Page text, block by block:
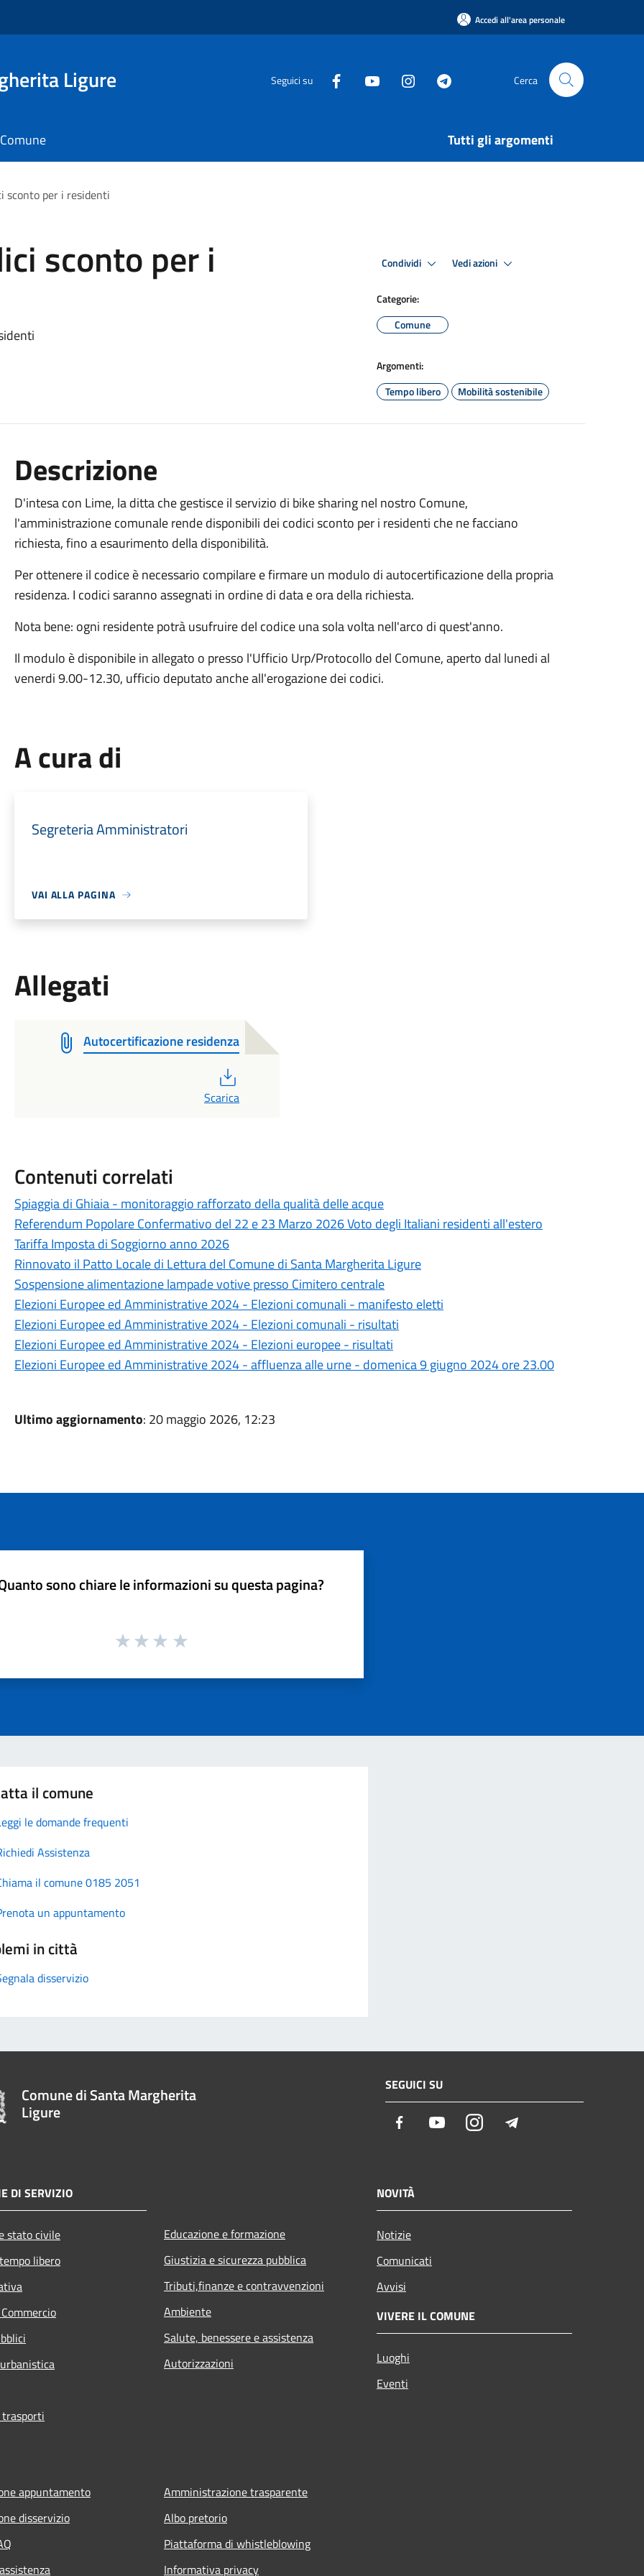
Accedi all'area personale
Ligure Seguici su Cerca
Tutti gli argomenti
sconto per i residenti
sconto per i Condividi Vedi azioni
Categorie:
Comune
Argomenti:
Tempo libero
Mobilità sostenibile
Descrizione
D'intesa con Lime, la ditta che gestisce il servizio di bike sharing nel nostro Comune,
l'amministrazione comunale rende disponibili dei codici sconto per i residenti che ne facciano
richiesta, fino a esaurimento della disponibilità.
Per ottenere il codice è necessario compilare e firmare un modulo di autocertificazione della propria
residenza. I codici saranno assegnati in ordine di data e ora della richiesta.
Nota bene: ogni residente potrà usufruire del codice una sola volta nell'arco di quest'anno.
Il modulo è disponibile in allegato o presso l'Ufficio Urp/Protocollo del Comune, aperto dal lunedi al
venerdi 9.00-12.30, ufficio deputato anche all'erogazione dei codici.
A cura di
Segreteria Amministratori
VAI ALLA PAGINA
Allegati
Autocertificazione residenza
Scarica
Contenuti correlati
Spiaggia di Ghiaia - monitoraggio rafforzato della qualità delle acque
Referendum Popolare Confermativo del 22 e 23 Marzo 2026 Voto degli Italiani residenti all'estero
Tariffa Imposta di Soggiorno anno 2026
Rinnovato il Patto Locale di Lettura del Comune di Santa Margherita Ligure
Sospensione alimentazione lampade votive presso Cimitero centrale
Elezioni Europee ed Amministrative 2024 - Elezioni comunali - manifesto eletti
Elezioni Europee ed Amministrative 2024 - Elezioni comunali - risultati
Elezioni Europee ed Amministrative 2024 - Elezioni europee - risultati
Elezioni Europee ed Amministrative 2024 - affluenza alle urne - domenica 9 giugno 2024 ore 23.00
Ultimo aggiornamento: 20 maggio 2026, 12:23
sono chiare le informazioni su questa pagina?
il comune
le domande frequenti
Assistenza
il comune 0185 2051
un appuntamento
in città
disservizio
Comune di Santa Margherita
Ligure
SEGUICI SU
Facebook YoutubeInstagram
DI SERVIZIO
stato civile
libero
Educazione e formazione
Giustizia e sicurezza pubblica
Tributi,finanze e contravvenzioni
Ambiente
Salute, benessere e assistenza
Autorizzazioni
NOVITÀ
Notizie
Comunicati
Avvisi
VIVERE IL COMUNE
Luoghi
Eventi
appuntamento
disservizio
Amministrazione trasparente
Albo pretorio
Piattaforma di whistleblowing
Informativa privacy